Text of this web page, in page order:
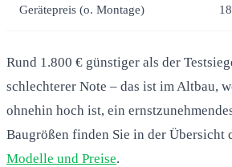
Gerätepreis (o. Montage)
Rund 1.800 € günstiger als der
schlechterer Note – das ist im Altbau,
ohnehin hoch ist, ein
Baugrößen finden Sie in der Übersicht
Modelle und Preise.